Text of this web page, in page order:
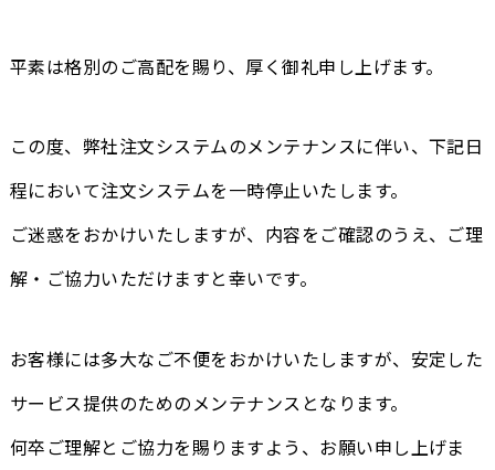
平素は格別のご高配を賜り、厚く御礼申し上げます。
この度、弊社注文システムのメンテナンスに伴い、下記日
程において注文システムを一時停止いたします。
ご迷惑をおかけいたしますが、内容をご確認のうえ、ご理
解・ご協力いただけますと幸いです。
お客様には多大なご不便をおかけいたしますが、安定した
サービス提供のためのメンテナンスとなります。
何卒ご理解とご協力を賜りますよう、お願い申し上げま